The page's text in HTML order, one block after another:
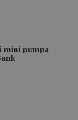
mini pumpa